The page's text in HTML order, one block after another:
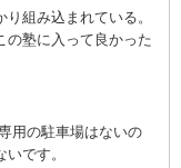
組み込まれている。
の塾に入って良かった
用の駐車場はないの
です。